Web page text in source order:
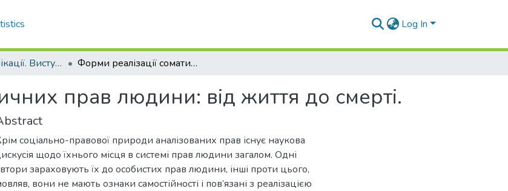
Log In
Наукові публікації. Виступи Форми реалізації соматичних прав людини: від життя до смерті.
прав людини: від життя до смерті.
соціально-правової природи аналізованих прав існує наукова
щодо їхнього місця в системі прав людини загалом. Одні
зараховують їх до особистих прав людини, інші проти цього,
вони не мають ознаки самостійності і пов’язані з реалізацією